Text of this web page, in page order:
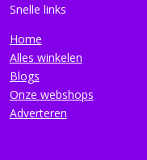
Snelle links
Home
Alles winkelen
Blogs
Onze webshops
Adverteren